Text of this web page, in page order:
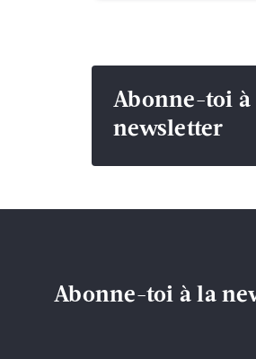
Abonne-toi à
newsletter
Abonne-toi à la